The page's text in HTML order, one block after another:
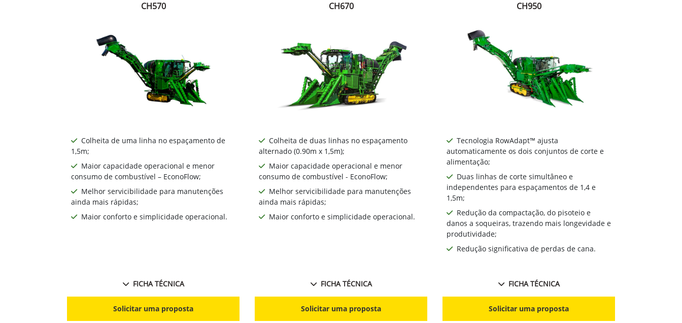
CH570
Colheita de uma linha no espaçamento de
1,5m;
Maior capacidade operacional e menor
consumo de combustível – EconoFlow;
Melhor servicibilidade para manutenções
ainda mais rápidas;
Maior conforto e simplicidade operacional.
FICHA TÉCNICA
Solicitar uma proposta
CH670
Colheita de duas linhas no espaçamento
alternado (0.90m x 1,5m);
Maior capacidade operacional e menor
consumo de combustível - EconoFlow;
Melhor servicibilidade para manutenções
ainda mais rápidas;
Maior conforto e simplicidade operacional.
FICHA TÉCNICA
Solicitar uma proposta
CH950
Tecnologia RowAdapt™ ajusta
automaticamente os dois conjuntos de corte e
alimentação;
Duas linhas de corte simultâneo e
independentes para espaçamentos de 1,4 e
1,5m;
Redução da compactação, do pisoteio e
danos a soqueiras, trazendo mais longevidade e
produtividade;
Redução significativa de perdas de cana.
FICHA TÉCNICA
Solicitar uma proposta